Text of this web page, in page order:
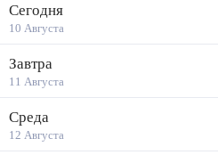
Сегодня
10 Августа
Завтра
11 Августа
Среда
12 Августа